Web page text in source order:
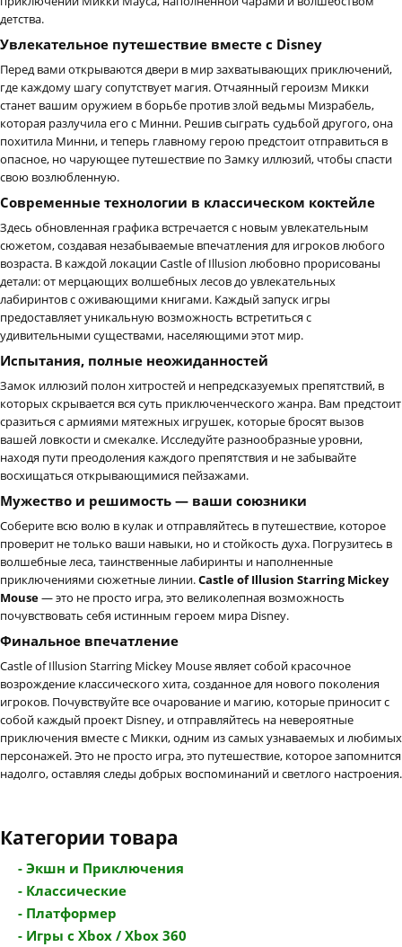
детства.
Увлекательное путешествие вместе с Disney
Перед вами открываются двери в мир захватывающих приключений,
где каждому шагу сопутствует магия. Отчаянный героизм Микки
станет вашим оружием в борьбе против злой ведьмы Мизрабель,
которая разлучила его с Минни. Решив сыграть судьбой другого, она
похитила Минни, и теперь главному герою предстоит отправиться в
опасное, но чарующее путешествие по Замку иллюзий, чтобы спасти
свою возлюбленную.
Современные технологии в классическом коктейле
Здесь обновленная графика встречается с новым увлекательным
сюжетом, создавая незабываемые впечатления для игроков любого
возраста. В каждой локации Castle of Illusion любовно прорисованы
детали: от мерцающих волшебных лесов до увлекательных
лабиринтов с оживающими книгами. Каждый запуск игры
предоставляет уникальную возможность встретиться с
удивительными существами, населяющими этот мир.
Испытания, полные неожиданностей
Замок иллюзий полон хитростей и непредсказуемых препятствий, в
которых скрывается вся суть приключенческого жанра. Вам предстоит
сразиться с армиями мятежных игрушек, которые бросят вызов
вашей ловкости и смекалке. Исследуйте разнообразные уровни,
находя пути преодоления каждого препятствия и не забывайте
восхищаться открывающимися пейзажами.
Мужество и решимость — ваши союзники
Соберите всю волю в кулак и отправляйтесь в путешествие, которое
проверит не только ваши навыки, но и стойкость духа. Погрузитесь в
волшебные леса, таинственные лабиринты и наполненные
приключениями сюжетные линии.Castle of Illusion Starring Mickey
Mouse— это не просто игра, это великолепная возможность
почувствовать себя истинным героем мира Disney.
Финальное впечатление
Castle of Illusion Starring Mickey Mouse являет собой красочное
возрождение классического хита, созданное для нового поколения
игроков. Почувствуйте все очарование и магию, которые приносит с
собой каждый проект Disney, и отправляйтесь на невероятные
приключения вместе с Микки, одним из самых узнаваемых и любимых
персонажей. Это не просто игра, это путешествие, которое запомнится
надолго, оставляя следы добрых воспоминаний и светлого настроения.
Категории товара
- Экшн и Приключения
- Классические
- Платформер
- Игры с Xbox / Xbox 360